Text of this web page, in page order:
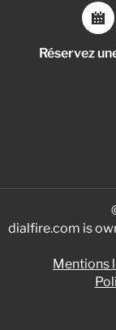
Réservez
dialfire.com is
Mentions